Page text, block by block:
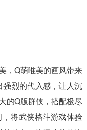
Q萌唯美的画风带来
烈的代入感，让人沉
的Q版群侠，搭配极尽
将武侠格斗游戏体验